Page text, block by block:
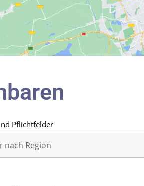
Pflichtfelder